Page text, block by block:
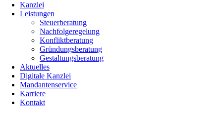
Kanzlei
Leistungen
Steuerberatung
Nachfolgeregelung
Konfliktberatung
Gründungsberatung
Gestaltungsberatung
Aktuelles
Digitale Kanzlei
Mandantenservice
Karriere
Kontakt